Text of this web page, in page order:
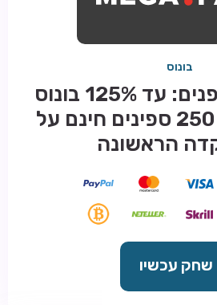
בונוס
בונוס קבלת פנים: עד 125% בונוס
עד €450 + 250 ספינים חינם על
הראשונה
שחק עכשיו